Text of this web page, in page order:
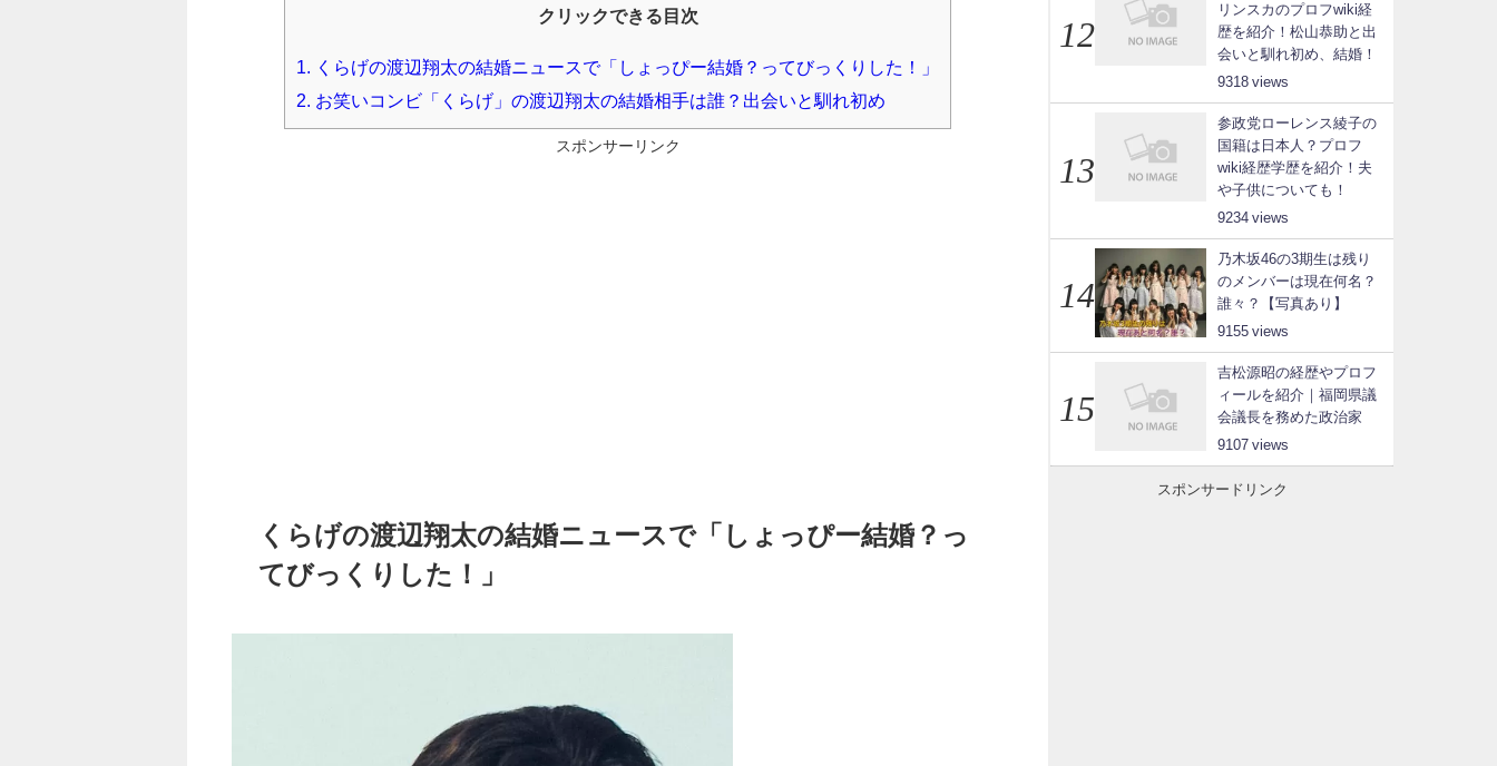
クリックできる目次
1.
くらげの渡辺翔太の結婚ニュースで「しょっぴー結婚？ってびっくりした！」
2.
お笑いコンビ「くらげ」の渡辺翔太の結婚相手は誰？出会いと馴れ初め
スポンサーリンク
くらげの渡辺翔太の結婚ニュースで「しょっぴー結婚？っ
てびっくりした！」
リンスカのプロフwiki経
歴を紹介！松山恭助と出
会いと馴れ初め、結婚！
9318
参政党ローレンス綾子の
国籍は日本人？プロフ
wiki経歴学歴を紹介！夫
や子供についても！
9234
乃木坂46の3期生は残り
のメンバーは現在何名？
誰々？【写真あり】
9155
吉松源昭の経歴やプロフ
ィールを紹介｜福岡県議
会議長を務めた政治家
9107
スポンサードリンク